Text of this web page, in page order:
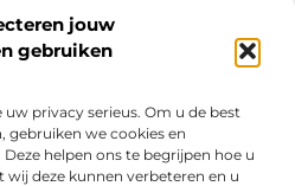
jouw
gebruiken
privacy serieus. Om u de best
gebruiken we cookies en
helpen ons te begrijpen hoe u
deze kunnen verbeteren en u
AANBIEDINGEN